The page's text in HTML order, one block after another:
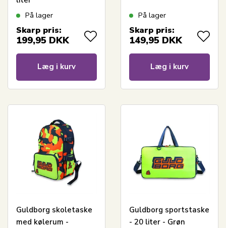
På lager
Skarp pris:
199,95 DKK
Læg i kurv
På lager
Skarp pris:
149,95 DKK
Læg i kurv
Guldborg skoletaske
med kølerum -
Guldborg sportstaske
- 20 liter - Grøn